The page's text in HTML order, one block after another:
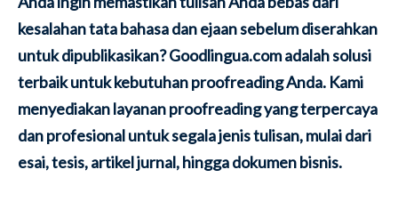
kesalahan tata bahasa dan ejaan sebelum diserahkan
untuk dipublikasikan? Goodlingua.com adalah solusi
terbaik untuk kebutuhan proofreading Anda. Kami
menyediakan layanan proofreading yang terpercaya
dan profesional untuk segala jenis tulisan, mulai dari
esai, tesis, artikel jurnal, hingga dokumen bisnis.